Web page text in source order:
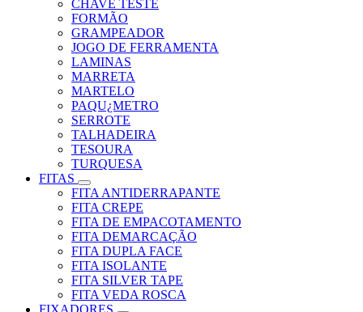
CHAVE TESTE
FORMÃO
GRAMPEADOR
JOGO DE FERRAMENTA
LAMINAS
MARRETA
MARTELO
PAQU¿METRO
SERROTE
TALHADEIRA
TESOURA
TURQUESA
FITAS
FITA ANTIDERRAPANTE
FITA CREPE
FITA DE EMPACOTAMENTO
FITA DEMARCAÇÃO
FITA DUPLA FACE
FITA ISOLANTE
FITA SILVER TAPE
FITA VEDA ROSCA
FIXADORES